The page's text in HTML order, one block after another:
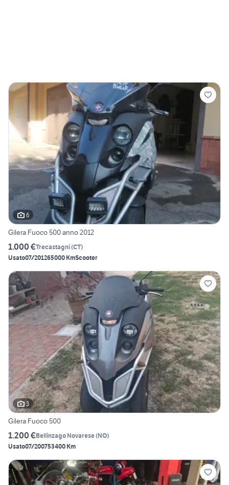
6
Gilera Fuoco 500 anno 2012
1.000 €Trecastagni(CT)
Usato07/201265000 KmScooter
3
Gilera Fuoco 500
1.200 €Bellinzago Novarese(NO)
Usato07/200753400 Km